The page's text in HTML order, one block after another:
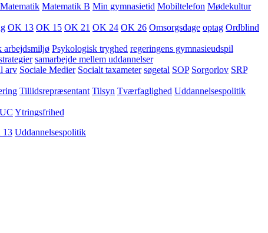
Matematik Matematik B Min gymnasietid Mobiltelefon Mødekultur
OK 13 OK 15 OK 21 OK 24 OK 26 Omsorgsdage optag Ordblind
arbejdsmiljø Psykologisk tryghed regeringens gymnasieudspil
samarbejde mellem uddannelser
arv Sociale Medier Socialt taxameter søgetal SOP Sorgorlov SRP
Tillidsrepræsentant Tilsyn Tværfaglighed Uddannelsespolitik
Ytringsfrihed
13 Uddannelsespolitik